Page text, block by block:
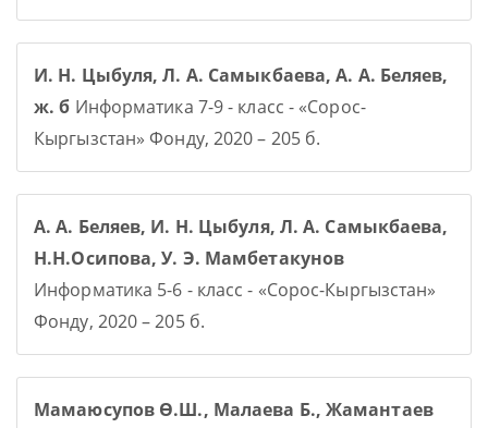
И. Н. Цыбуля, Л. А. Самыкбаева, А. А. Беляев,
ж. б Информатика 7-9 - класс - «Сорос-
Кыргызстан» Фонду, 2020 – 205 б.
А. А. Беляев, И. Н. Цыбуля, Л. А. Самыкбаева,
Н.Н.Осипова, У. Э. Мамбетакунов
Информатика 5-6 - класс - «Сорос-Кыргызстан»
Фонду, 2020 – 205 б.
Мамаюсупов Ө.Ш., Малаева Б., Жамантаев